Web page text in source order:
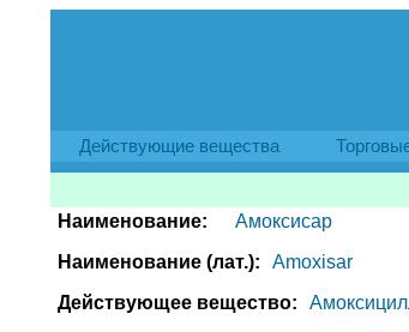
Действующие вещества
Наименование:
Амоксисар
Наименование (лат.):
Amoxisar
Действующее вещество: